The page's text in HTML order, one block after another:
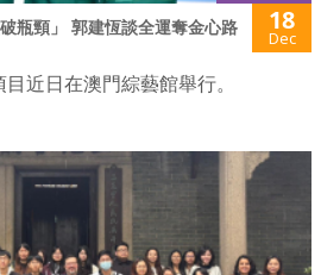
瓶頸」 郭建恆談全運奪金心路 18
Dec
近日在澳門綜藝館舉行。